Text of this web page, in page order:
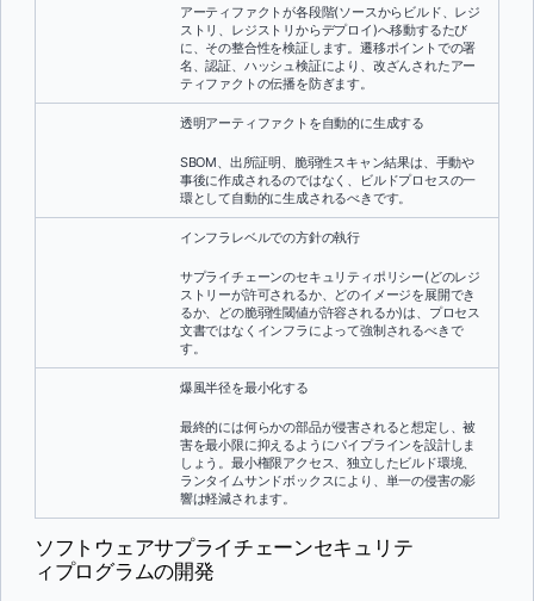
アーティファクトが各段階(ソースからビルド、レジ
ストリ、レジストリからデプロイ)へ移動するたび
に、その整合性を検証します。遷移ポイントでの署
名、認証、ハッシュ検証により、改ざんされたアー
ティファクトの伝播を防ぎます。
透明アーティファクトを自動的に生成する
SBOM、出所証明、脆弱性スキャン結果は、手動や
事後に作成されるのではなく、ビルドプロセスの一
環として自動的に生成されるべきです。
インフラレベルでの方針の執行
サプライチェーンのセキュリティポリシー(どのレジ
ストリーが許可されるか、どのイメージを展開でき
るか、どの脆弱性閾値が許容されるか)は、プロセス
文書ではなくインフラによって強制されるべきで
す。
爆風半径を最小化する
最終的には何らかの部品が侵害されると想定し、被
害を最小限に抑えるようにパイプラインを設計しま
しょう。最小権限アクセス、独立したビルド環境、
ランタイムサンドボックスにより、単一の侵害の影
響は軽減されます。
ソフトウェアサプライチェーンセキュリテ
ィプログラムの開発